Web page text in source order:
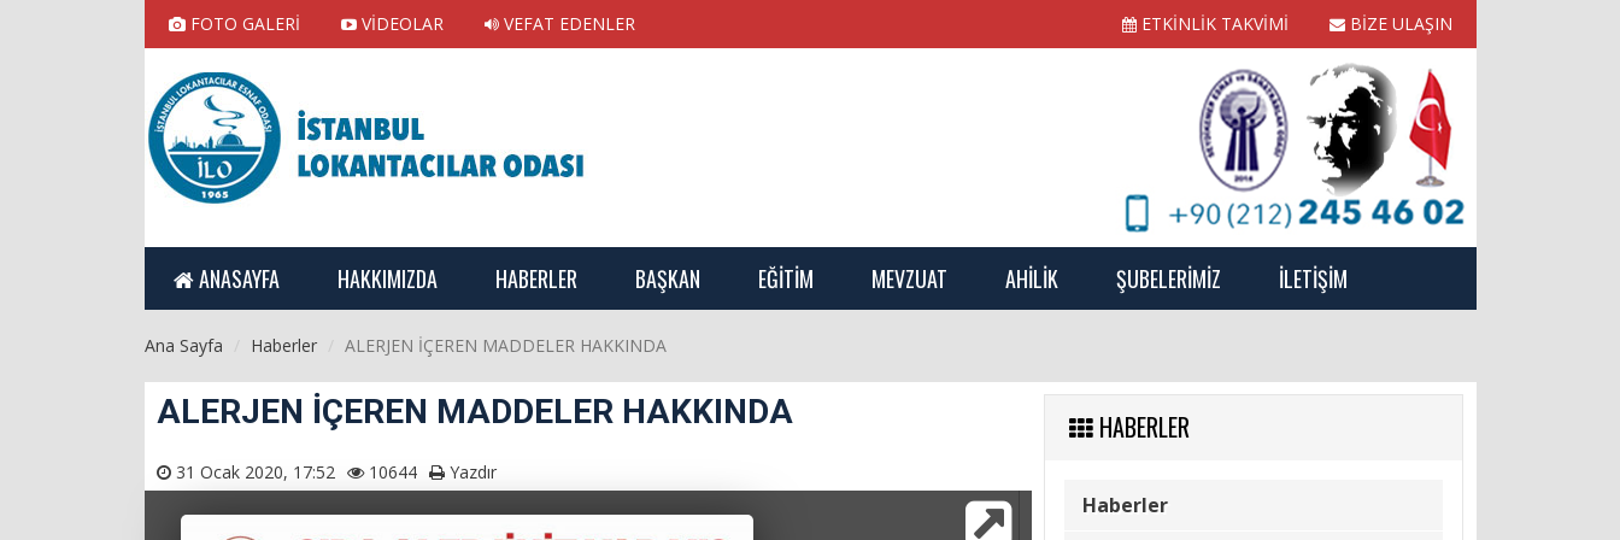
FOTO GALERİ VİDEOLAR VEFAT EDENLER ETKİNLİK TAKVİMİ BİZE ULAŞIN
ANASAYFA HAKKIMIZDA HABERLER BAŞKAN EĞİTİM MEVZUAT AHİLİK ŞUBELERİMİZ İLETİŞİM
Ana Sayfa Haberler ALERJEN İÇEREN MADDELER HAKKINDA
ALERJEN İÇEREN MADDELER HAKKINDA
31 Ocak 2020, 17:52 10644 Yazdır
HABERLER
Haberler